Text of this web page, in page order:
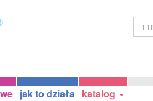
jak to działa katalog